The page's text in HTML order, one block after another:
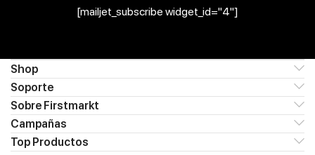
[mailjet_subscribe widget_id="4"]
Shop
Soporte
Sobre Firstmarkt
Campañas
Top Productos